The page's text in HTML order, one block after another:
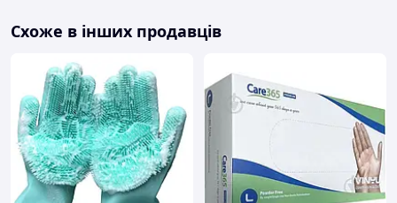
Схоже в інших продавців